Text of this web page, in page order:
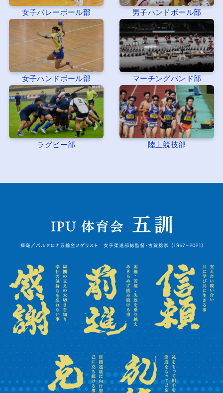
女子バレーボール部 男子ハンドボール部
女子ハンドボール部 マーチングバンド部
ラグビー部 陸上競技部